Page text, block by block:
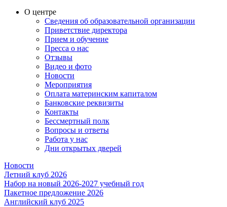
О центре
Сведения об образовательной организации
Приветствие директора
Прием и обучение
Пресса о нас
Отзывы
Видео и фото
Новости
Мероприятия
Оплата материнским капиталом
Банковские реквизиты
Контакты
Бессмертный полк
Вопросы и ответы
Работа у нас
Дни открытых дверей
Новости
Летний клуб 2026
Набор на новый 2026-2027 учебный год
Пакетное предложение 2026
Английский клуб 2025